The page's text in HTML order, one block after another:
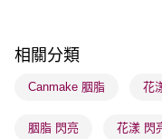
每筆HK$65.00，滿
確認發貨後1-3 工作天送
每筆HK$65.00，滿
相關分類
Canmake 胭脂 花
胭脂 閃亮 花漾 閃